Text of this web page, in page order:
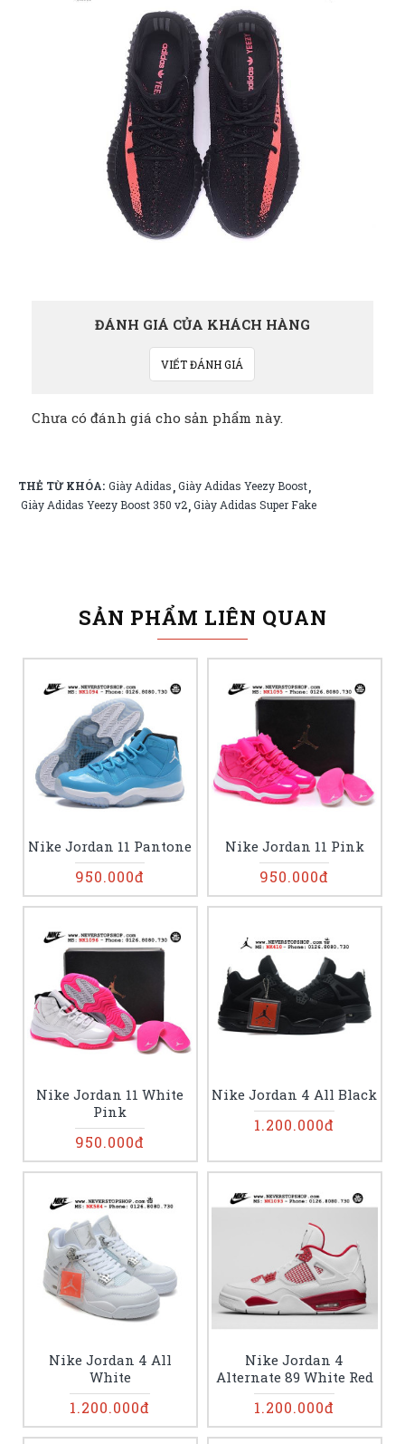
ĐÁNH GIÁ CỦA KHÁCH HÀNG
VIẾT ĐÁNH GIÁ
Chưa có đánh giá cho sản phẩm này.
THẺ TỪ KHÓA: Giày Adidas,Giày Adidas Yeezy Boost,
Giày Adidas Yeezy Boost 350 v2,Giày Adidas Super Fake
SẢN PHẨM LIÊN QUAN
Nike Jordan 11 Pantone
950.000đ
Nike Jordan 11 Pink
950.000đ
Nike Jordan 11 White
Pink
950.000đ
Nike Jordan 4 All Black
1.200.000đ
Nike Jordan 4 All
White
1.200.000đ
Nike Jordan 4
Alternate 89 White Red
1.200.000đ